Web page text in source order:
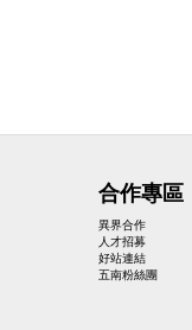
合作專區
異界合作
人才招募
好站連結
五南粉絲團